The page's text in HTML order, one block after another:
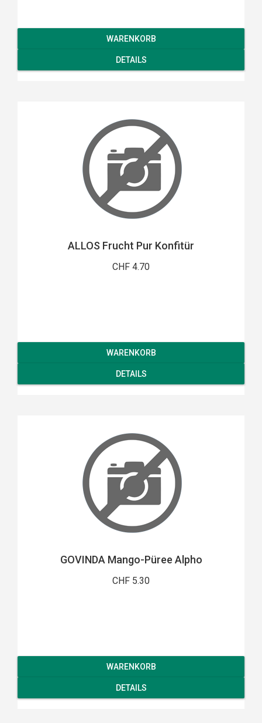
WARENKORB
DETAILS
ALLOS Frucht Pur Konfitür
CHF 4.70
WARENKORB
DETAILS
GOVINDA Mango-Püree Alpho
CHF 5.30
WARENKORB
DETAILS